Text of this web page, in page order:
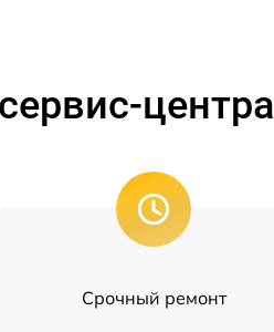
центра
Срочный ремонт